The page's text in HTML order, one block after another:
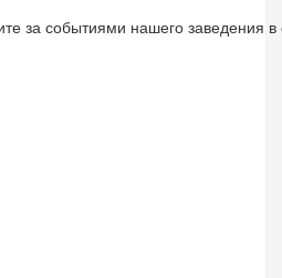
за событиями нашего заведения в